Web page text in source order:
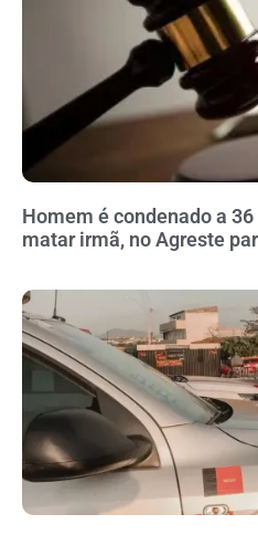
Homem é condenado a
matar irmã, no Agreste